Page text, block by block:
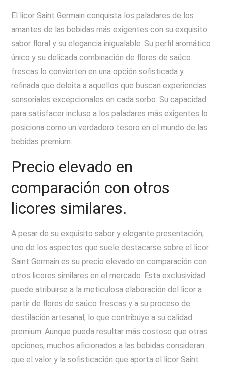
El licor Saint Germain conquista los paladares de los
amantes de las bebidas más exigentes con su exquisito
sabor floral y su elegancia inigualable. Su perfil aromático
único y su delicada combinación de flores de saúco
frescas lo convierten en una opción sofisticada y
refinada que deleita a aquellos que buscan experiencias
sensoriales excepcionales en cada sorbo. Su capacidad
para satisfacer incluso a los paladares más exigentes lo
posiciona como un verdadero tesoro en el mundo de las
bebidas premium.
Precio elevado en
comparación con otros
licores similares.
A pesar de su exquisito sabor y elegante presentación,
uno de los aspectos que suele destacarse sobre el licor
Saint Germain es su precio elevado en comparación con
otros licores similares en el mercado. Esta exclusividad
puede atribuirse a la meticulosa elaboración del licor a
partir de flores de saúco frescas y a su proceso de
destilación artesanal, lo que contribuye a su calidad
premium. Aunque pueda resultar más costoso que otras
opciones, muchos aficionados a las bebidas consideran
que el valor y la sofisticación que aporta el licor Saint